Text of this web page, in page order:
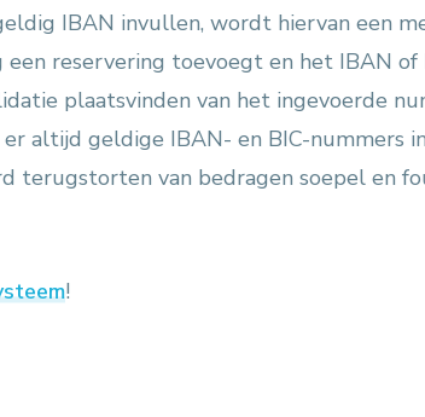
IBAN invullen, wordt hiervan een
een reservering toevoegt en het IBAN of
plaatsvinden van het ingevoerde
altijd geldige IBAN- en BIC-nummers
terugstorten van bedragen soepel en
!